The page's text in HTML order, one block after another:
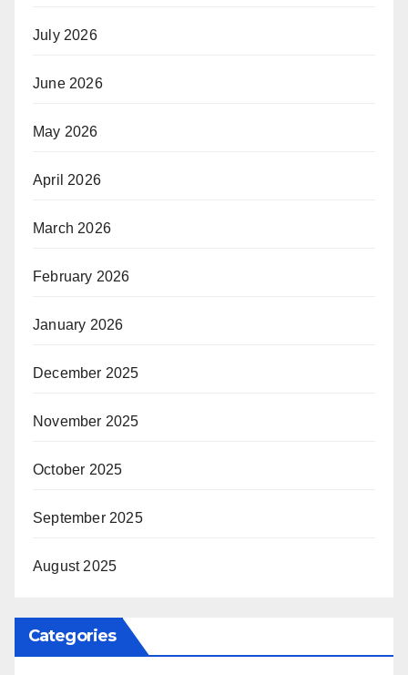
July 2026
June 2026
May 2026
April 2026
March 2026
February 2026
January 2026
December 2025
November 2025
October 2025
September 2025
August 2025
Categories